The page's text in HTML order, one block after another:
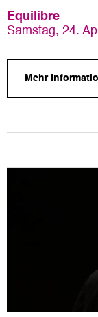
Equilibre
Samstag, 24.
Mehr